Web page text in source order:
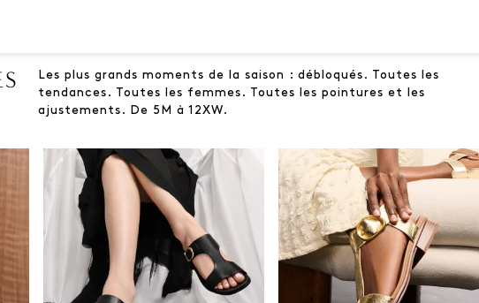
Les plus grands moments de la saison : débloqués. Toutes les
tendances. Toutes les femmes. Toutes les pointures et les
ajustements. De 5M à 12XW.